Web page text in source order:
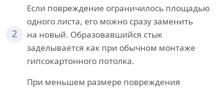
2
Если повреждение ограничилось площадью
одного листа, его можно сразу заменить
на новый. Образовавшийся стык
заделывается как при обычном монтаже
гипсокартонного потолка.
При меньшем размере повреждения